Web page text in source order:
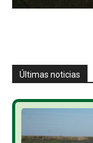
Últimas noticias